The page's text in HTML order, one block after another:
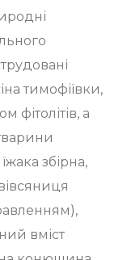
тимофіївки,
фітолітів, а
збірна,
вміст